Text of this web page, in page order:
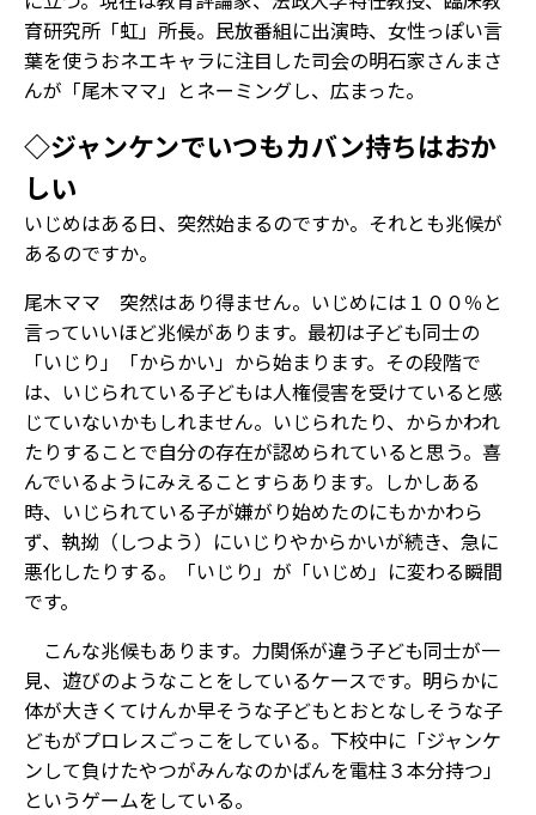
育研究所「虹」所長。民放番組に出演時、女性っぽい言
葉を使うおネエキャラに注目した司会の明石家さんまさ
んが「尾木ママ」とネーミングし、広まった。
◇ジャンケンでいつもカバン持ちはおか
しい
――いじめはある日、突然始まるのですか。それとも兆候が
あるのですか。
尾木ママ 突然はあり得ません。いじめには１００％と
言っていいほど兆候があります。最初は子ども同士の
「いじり」「からかい」から始まります。その段階で
は、いじられている子どもは人権侵害を受けていると感
じていないかもしれません。いじられたり、からかわれ
たりすることで自分の存在が認められていると思う。喜
んでいるようにみえることすらあります。しかしある
時、いじられている子が嫌がり始めたのにもかかわら
ず、執拗（しつよう）にいじりやからかいが続き、急に
悪化したりする。「いじり」が「いじめ」に変わる瞬間
です。
こんな兆候もあります。力関係が違う子ども同士が一
見、遊びのようなことをしているケースです。明らかに
体が大きくてけんか早そうな子どもとおとなしそうな子
どもがプロレスごっこをしている。下校中に「ジャンケ
ンして負けたやつがみんなのかばんを電柱３本分持つ」
というゲームをしている。